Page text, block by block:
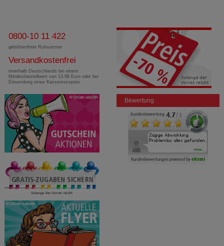
0800-10 11 422
gebührenfreie Rufnummer
Versandkostenfrei
innerhalb Deutschlands bei einem
Mindestbestellwert von 13,99 Euro oder bei
Einsendung eines Kassenrezeptes
Bewertung